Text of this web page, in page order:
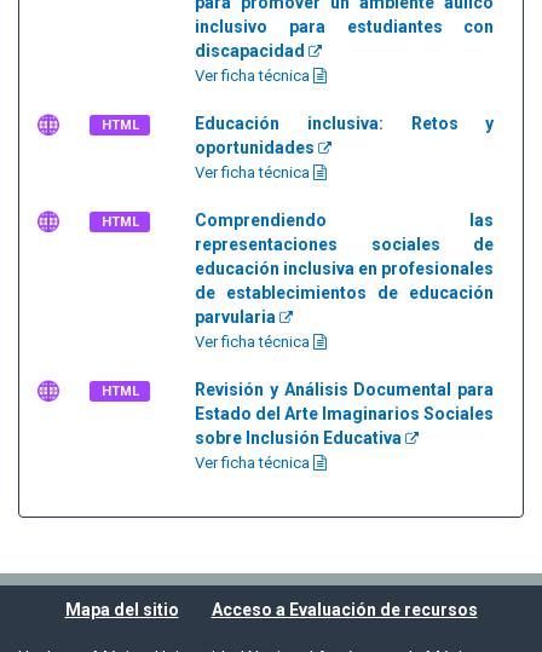
inclusivo para estudiantes con
discapacidad
Ver ficha técnica
HTML
Educación inclusiva: Retos y
oportunidades
Ver ficha técnica
HTML
Comprendiendo las
representaciones sociales de
educación inclusiva en profesionales
de establecimientos de educación
parvularia
Ver ficha técnica
HTML
Revisión y Análisis Documental para
Estado del Arte Imaginarios Sociales
sobre Inclusión Educativa
Ver ficha técnica
Mapa del sitio Acceso a Evaluación de recursos